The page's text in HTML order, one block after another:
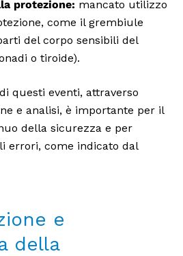
protezione: mancato utilizzo
come il grembiule
del corpo sensibili del
o tiroide).
questi eventi, attraverso
e analisi, è importante per il
della sicurezza e per
errori, come indicato dal
e
della